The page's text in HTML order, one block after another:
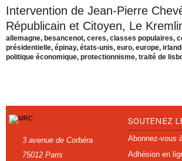
Intervention de Jean-Pierre
Républicain et Citoyen, Le
allemagne, besancenot, ceres, classes populaires,
présidentielle, épinay, états-unis, euro, europe,
politique économique, protectionnisme, traité de
3 avenue de Corbéra
75012 Paris
SOUTENEZ
Abonnez-vous
Adhésion en